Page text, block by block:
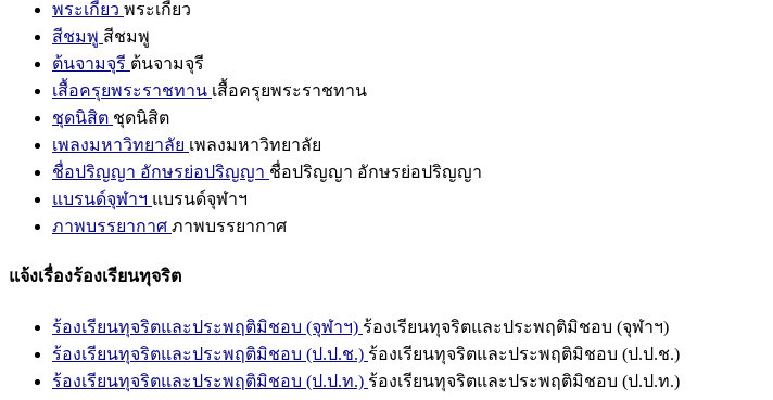
พระเกี้ยว พระเกี้ยว
สีชมพู สีชมพู
ต้นจามจุรี ต้นจามจุรี
เสื้อครุยพระราชทาน เสื้อครุยพระราชทาน
ชุดนิสิต ชุดนิสิต
เพลงมหาวิทยาลัย เพลงมหาวิทยาลัย
ชื่อปริญญา อักษรย่อปริญญา ชื่อปริญญา อักษรย่อปริญญา
แบรนด์จุฬาฯ แบรนด์จุฬาฯ
ภาพบรรยากาศ ภาพบรรยากาศ
แจ้งเรื่องร้องเรียนทุจริต
ร้องเรียนทุจริตและประพฤติมิชอบ (จุฬาฯ) ร้องเรียนทุจริตและประพฤติมิชอบ (จุฬาฯ)
ร้องเรียนทุจริตและประพฤติมิชอบ (ป.ป.ช.) ร้องเรียนทุจริตและประพฤติมิชอบ (ป.ป.ช.)
ร้องเรียนทุจริตและประพฤติมิชอบ (ป.ป.ท.) ร้องเรียนทุจริตและประพฤติมิชอบ (ป.ป.ท.)